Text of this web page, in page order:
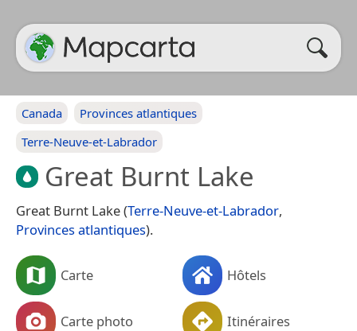
Canada
Provinces atlantiques
Terre-Neuve-et-Labrador
Great Burnt Lake
Great Burnt Lake (Terre-Neuve-et-Labrador,
Provinces atlantiques).
Carte Hôtels
Carte photo Itinéraires